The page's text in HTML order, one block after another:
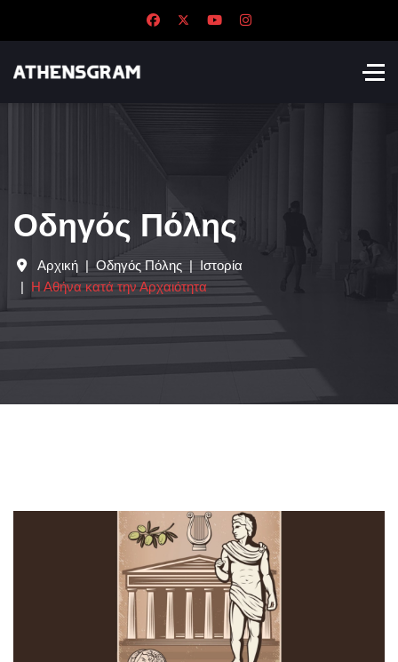
Οδηγός Πόλης
Αρχική Οδηγός Πόλης
Ιστορία
Η Αθήνα κατά την Αρχαιότητα